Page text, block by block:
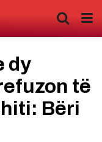
dy
të
Bëri